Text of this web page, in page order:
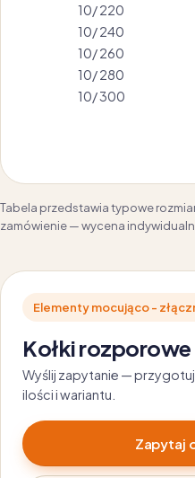
10/ 220
10/ 240
10/ 260
10/ 280
10/ 300
Tabela przedstawia typowe
zamówienie — wycena
Elementy mocująco -
Kołki rozporowe
Wyślij zapytanie —
ilości i wariantu.
Zapytaj